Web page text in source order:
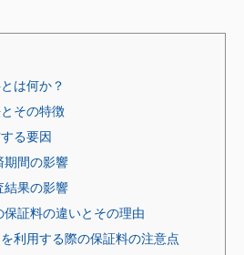
は何か？
その特徴
る要因
期間の影響
結果の影響
保証料の違いとその理由
利用する際の保証料の注意点